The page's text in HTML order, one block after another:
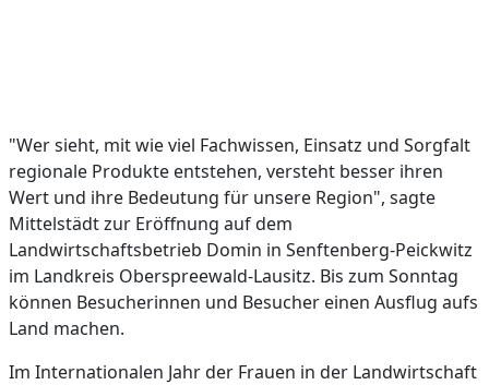
"Wer sieht, mit wie viel Fachwissen, Einsatz und Sorgfalt
regionale Produkte entstehen, versteht besser ihren
Wert und ihre Bedeutung für unsere Region", sagte
Mittelstädt zur Eröffnung auf dem
Landwirtschaftsbetrieb Domin in Senftenberg-Peickwitz
im Landkreis Oberspreewald-Lausitz. Bis zum Sonntag
können Besucherinnen und Besucher einen Ausflug aufs
Land machen.
Im Internationalen Jahr der Frauen in der Landwirtschaft